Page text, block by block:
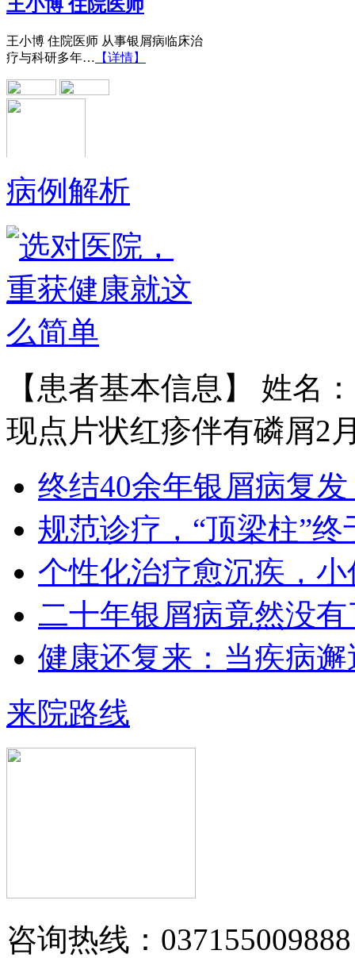
王小博 住院医师 从事银屑病临床治
疗与科研多年…
【详情】
黄省让 门诊医师
黄省让，男，医生。一九七六年毕业
于郑州第四军医…【详情】
王宝旗 副主任医
专业（原博润医…
【详情】
王小博 住院医师
王小博 住院医师 从事银屑病临床治
病例解析
【患者基本信息】 姓名
现点片状红疹伴有磷屑2
终结40余年银屑病复
规范诊疗，“顶梁柱”终
个性化治疗愈沉疾，小
二十年银屑病竟然没有
健康还复来：当疾病邂
来院路线
咨询热线：037155009888